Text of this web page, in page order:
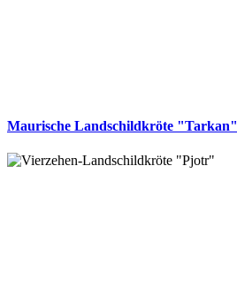
Maurische Landschildkröte "Tarkan"